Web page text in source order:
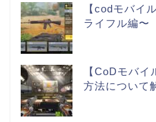
【codモバイ
ライフル編〜
【CoDモバ
方法について